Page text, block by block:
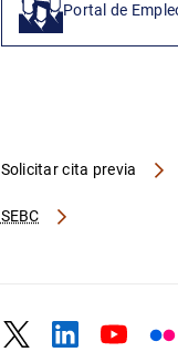
Portal de
SEBC
Solicitar cita previa
TwitterLinkedin